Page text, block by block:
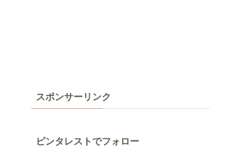
スポンサーリンク
ピンタレストでフォロー